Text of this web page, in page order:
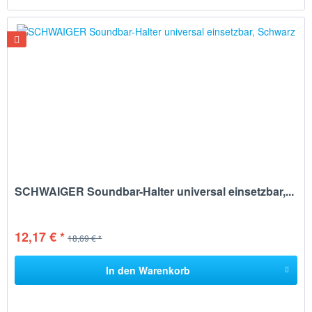
SCHWAIGER Soundbar-Halter universal einsetzbar,...
12,17 € * 18,69 € *
In den Warenkorb